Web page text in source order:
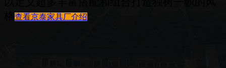
查看京泰家具厂介绍